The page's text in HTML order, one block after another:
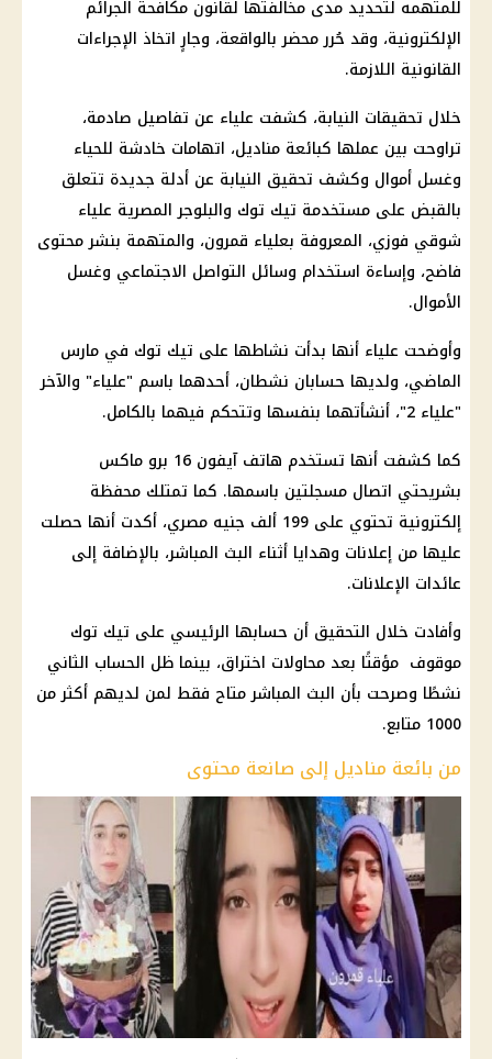
للمتهمه لتحديد مدى مخالفتها لقانون مكافحة الجرائم
الإلكترونية، وقد حُرر محضر بالواقعة، وجارٍ اتخاذ الإجراءات
القانونية اللازمة.
خلال تحقيقات النيابة، كشفت علياء عن تفاصيل صادمة،
تراوحت بين عملها كبائعة مناديل، اتهامات خادشة للحياء
وغسل أموال وكشف تحقيق النيابة عن أدلة جديدة تتعلق
بالقبض على مستخدمة تيك توك والبلوجر المصرية علياء
شوقي فوزي، المعروفة بعلياء قمرون، والمتهمة بنشر محتوى
فاضح، وإساءة استخدام وسائل التواصل الاجتماعي وغسل
الأموال.
وأوضحت علياء أنها بدأت نشاطها على تيك توك في مارس
الماضي، ولديها حسابان نشطان، أحدهما باسم "علياء" والآخر
"علياء 2"، أنشأتهما بنفسها وتتحكم فيهما بالكامل.
كما كشفت أنها تستخدم هاتف آيفون 16 برو ماكس
بشريحتي اتصال مسجلتين باسمها. كما تمتلك محفظة
إلكترونية تحتوي على 199 ألف جنيه مصري، أكدت أنها حصلت
عليها من إعلانات وهدايا أثناء البث المباشر، بالإضافة إلى
عائدات الإعلانات.
وأفادت خلال التحقيق أن حسابها الرئيسي على تيك توك
موقوف مؤقتًا بعد محاولات اختراق، بينما ظل الحساب الثاني
نشطًا وصرحت بأن البث المباشر متاح فقط لمن لديهم أكثر من
1000 متابع.
من بائعة مناديل إلى صانعة محتوى